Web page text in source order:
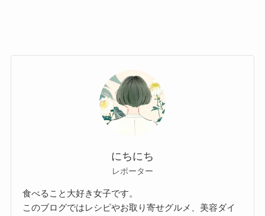
にちにち
レポーター
食べること大好き女子です。
このブログではレシピやお取り寄せグルメ、美容ダイ